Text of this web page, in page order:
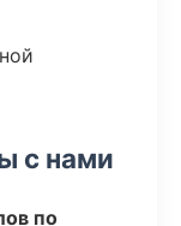
с нами
по